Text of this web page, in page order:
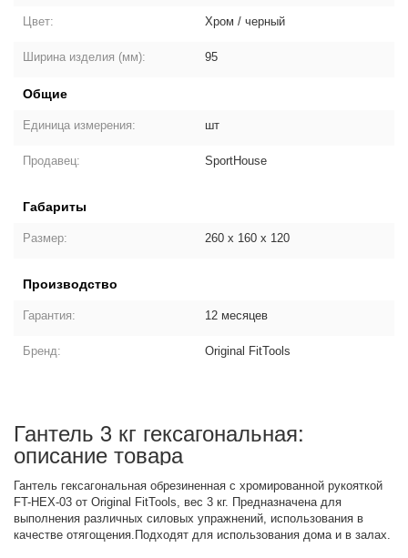
Цвет: Хром / черный
Ширина изделия (мм): 95
Общие
Единица измерения: шт
Продавец: SportHouse
Габариты
Размер: 260 х 160 х 120
Производство
Гарантия: 12 месяцев
Бренд: Original FitTools
Гантель 3 кг гексагональная:
описание товара
Гантель гексагональная обрезиненная с хромированной рукояткой
FT-HEX-03 от Original FitTools, вес 3 кг. Предназначена для
выполнения различных силовых упражнений, использования в
качестве отягощения.Подходят для использования дома и в залах.